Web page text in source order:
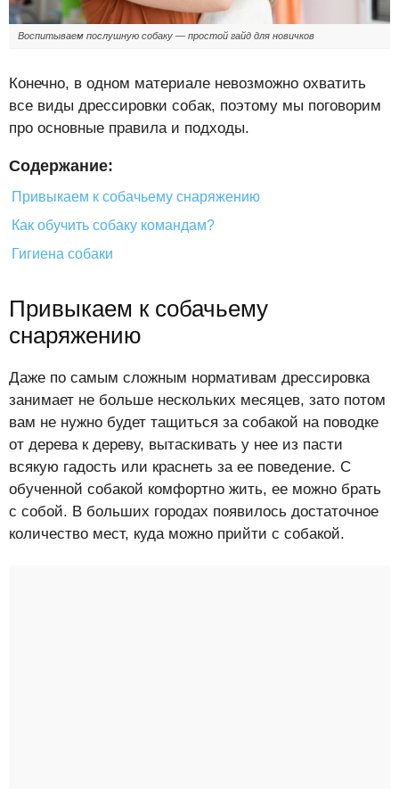
Воспитываем послушную собаку — простой гайд для новичков
Конечно, в одном материале невозможно охватить
все виды дрессировки собак, поэтому мы поговорим
про основные правила и подходы.
Содержание:
Привыкаем к собачьему снаряжению
Как обучить собаку командам?
Гигиена собаки
Привыкаем к собачьему
снаряжению
Даже по самым сложным нормативам дрессировка
занимает не больше нескольких месяцев, зато потом
вам не нужно будет тащиться за собакой на поводке
от дерева к дереву, вытаскивать у нее из пасти
всякую гадость или краснеть за ее поведение. С
обученной собакой комфортно жить, ее можно брать
с собой. В больших городах появилось достаточное
количество мест, куда можно прийти с собакой.